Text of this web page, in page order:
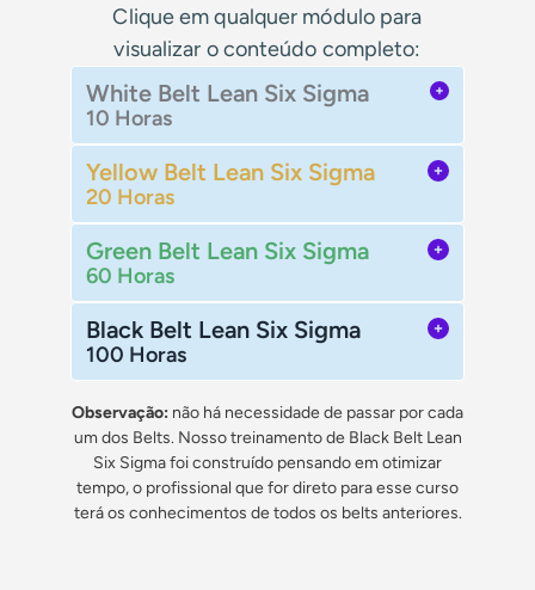
Clique em qualquer módulo para
visualizar o conteúdo completo:
White Belt Lean Six Sigma
10 Horas
Yellow Belt Lean Six Sigma
20 Horas
Green Belt Lean Six Sigma
60 Horas
Black Belt Lean Six Sigma
100 Horas
Observação: não há necessidade de passar por cada
um dos Belts. Nosso treinamento de Black Belt Lean
Six Sigma foi construído pensando em otimizar
tempo, o profissional que for direto para esse curso
terá os conhecimentos de todos os belts anteriores.